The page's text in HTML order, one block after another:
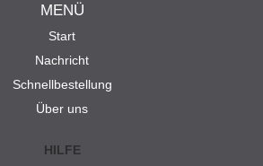
MENÜ
Start
Nachricht
Schnellbestellung
Über uns
HILFE